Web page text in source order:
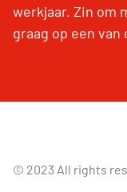
werkjaar. Zin om
graag op een
© 2023 All rights